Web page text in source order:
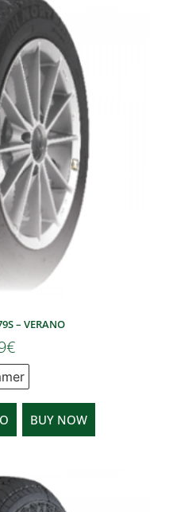
– VERANO
€
BUY NOW